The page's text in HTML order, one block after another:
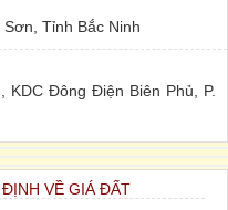
Tỉnh Bắc Ninh
KDC Đông Điện Biên Phủ, P.
VỀ GIÁ ĐẤT